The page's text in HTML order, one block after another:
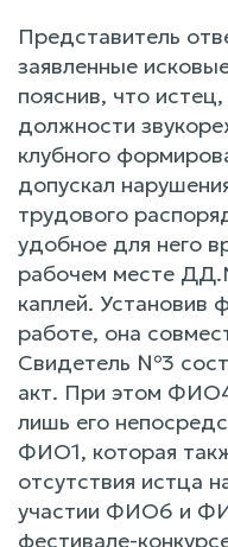
Представитель
заявленные
пояснив, что
должности
клубного
допускал
трудового
удобное для него
рабочем месте
каплей. Установив
работе, она
Свидетель №3
акт. При этом
лишь его
ФИО1, которая
отсутствия истца
участии ФИО6 и
фестивале-